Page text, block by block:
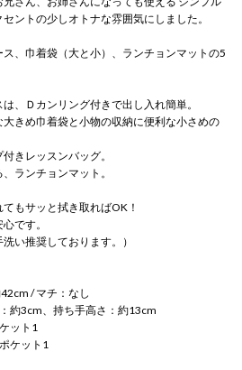
ントの少しオトナな雰囲気にしました。
、巾着袋（大と小）、ランチョンマットの5
、Ｄカンリング付きで出し入れ簡単。
きめ巾着袋と小物の収納に便利な小さめの
きレッスンバッグ。
ランチョンマット。
もサッと拭き取ればOK！
です。
い推奨しております。）
/ マチ：なし
約3cm、持ち手高さ：約13cm
ット1
ケット1